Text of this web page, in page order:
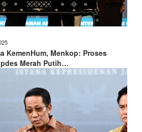
KemenHum, Menkop: Proses
Merah Putih…